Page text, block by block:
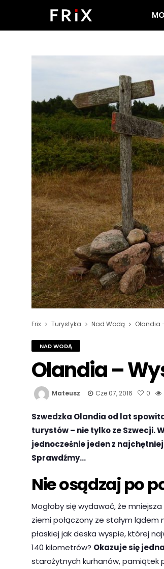
Frix Turystyka Nad Wodą Olandia
NAD WODĄ
Olandia –
Mateusz Cze 07, 2016 0
Szwedzka Olandia od lat
turystów – nie tylko ze Szwecji.
jednocześnie jeden z
Sprawdźmy…
Nie osądzaj po
Mogłoby się wydawać, że
ziemi połączony ze stałym
płaskiej jak deska wyspie, której
140 kilometrów? Okazuje się
starożytnych kurhanów, pamiątek